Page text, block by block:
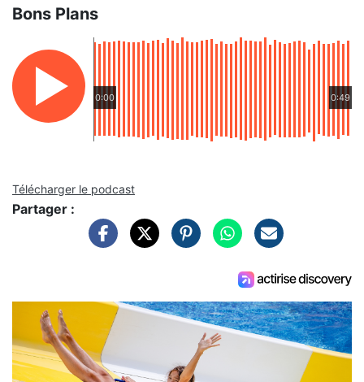
Bons Plans
0:00 0:49
Télécharger le podcast
Partager :